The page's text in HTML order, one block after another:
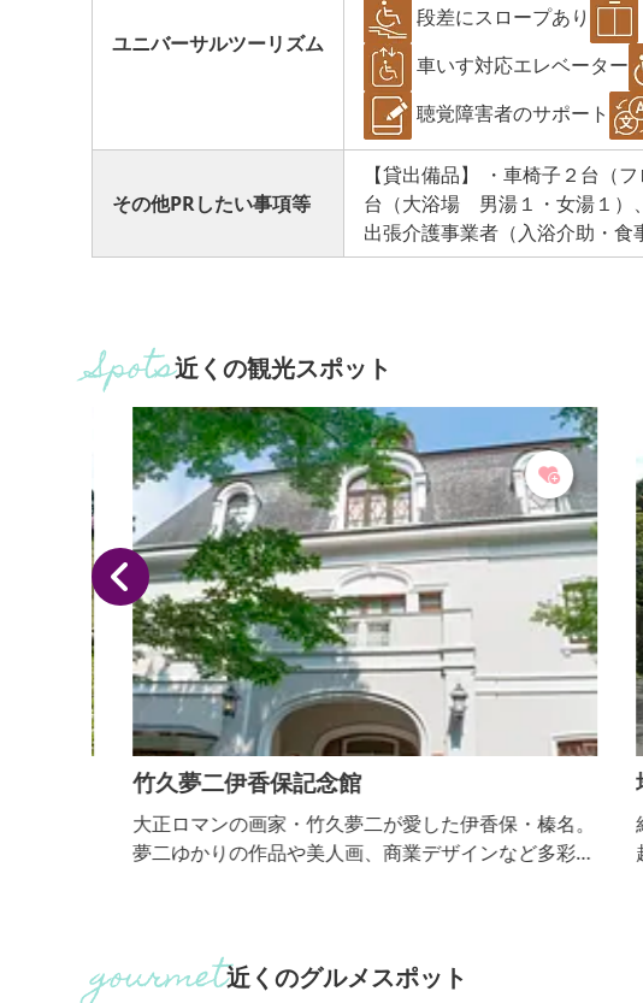
ユニバーサルツーリズム
段差にスロープあり
車いす対応エレベーター
聴覚障害者のサポート
その他PRしたい事項等
【貸出備品】 ・車椅子２台（
台（大浴場 男湯１・女湯１）
出張介護事業者（入浴介助・食
近くの観光スポット
竹久夢二伊香保記念館
大正ロマンの画家・竹久夢二が愛した伊香保・榛名。
夢二ゆかりの作品や美人画、商業デザインなど多彩な
地
絹
起
近くのグルメスポット